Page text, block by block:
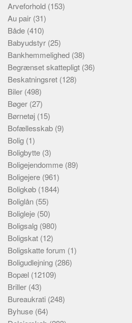
Arveforhold (153)
Au pair (31)
Både (410)
Babyudstyr (25)
Bankhemmelighed (38)
Begrænset skattepligt (36)
Beskatningsret (128)
Biler (498)
Bøger (27)
Børnetøj (15)
Bofællesskab (9)
Bolig (1)
Boligbytte (3)
Boligejendomme (89)
Boligejere (961)
Boligkøb (1844)
Boliglån (55)
Boligleje (50)
Boligsalg (980)
Boligskat (12)
Boligskatte forum (1)
Boligudlejning (286)
Bopæl (12109)
Briller (43)
Bureaukrati (248)
Byhuse (64)